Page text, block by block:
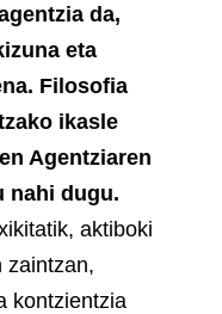
da,
eta
Filosofia
ikasle
Agentziaren
nahi dugu.
aktiboki
zaintzan,
kontzientzia